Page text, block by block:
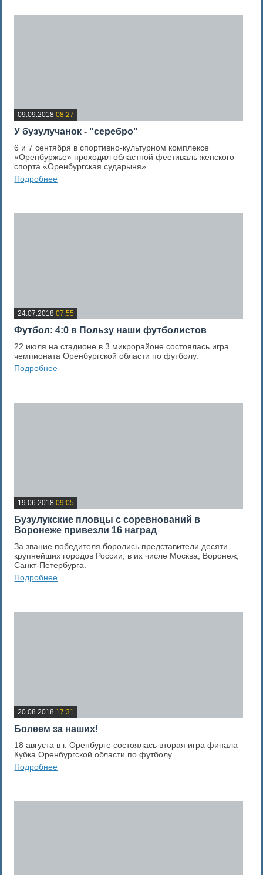
09.09.2018 08:27
У бузулучанок - "серебро"
6 и 7 сентября в спортивно-культурном комплексе
«Оренбуржье» проходил областной фестиваль женского
спорта «Оренбургская сударыня».
Подробнее
24.07.2018 07:55
Футбол: 4:0 в Пользу наши футболистов
22 июля на стадионе в 3 микрорайоне состоялась игра
чемпионата Оренбургской области по футболу.
Подробнее
19.06.2018 09:05
Бузулукские пловцы с соревнований в
Воронеже привезли 16 наград
За звание победителя боролись представители десяти
крупнейших городов России, в их числе Москва, Воронеж,
Санкт-Петербурга.
Подробнее
20.08.2018 17:31
Болеем за наших!
18 августа в г. Оренбурге состоялась вторая игра финала
Кубка Оренбургской области по футболу.
Подробнее